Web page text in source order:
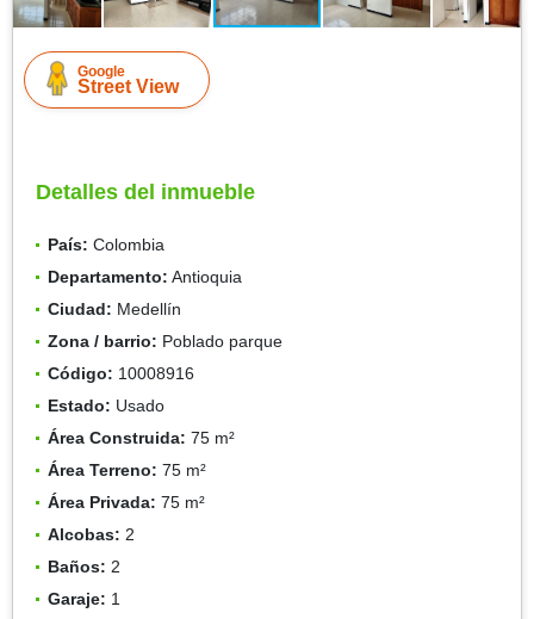
Google
Street View
Detalles del inmueble
País: Colombia
Departamento: Antioquia
Ciudad: Medellín
Zona / barrio: Poblado parque
Código: 10008916
Estado: Usado
Área Construida: 75 m²
Área Terreno: 75 m²
Área Privada: 75 m²
Alcobas: 2
Baños: 2
Garaje: 1